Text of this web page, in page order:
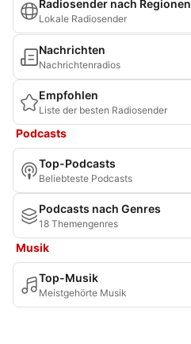
Radiosender nach Regionen
Lokale Radiosender
Nachrichten
Nachrichtenradios
Empfohlen
Liste der besten Radiosender
Podcasts
Top-Podcasts
Beliebteste Podcasts
Podcasts nach Genres
18 Themengenres
Musik
Top-Musik
Meistgehörte Musik